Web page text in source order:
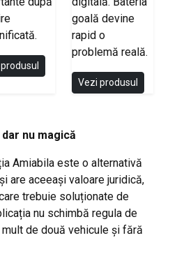
goală devine
rapid o
problemă reală.
Vezi produsul
nu magică
Amiabila este o alternativă
are aceeași valoare juridică,
trebuie soluționate de
nu schimbă regula de
de două vehicule și fără